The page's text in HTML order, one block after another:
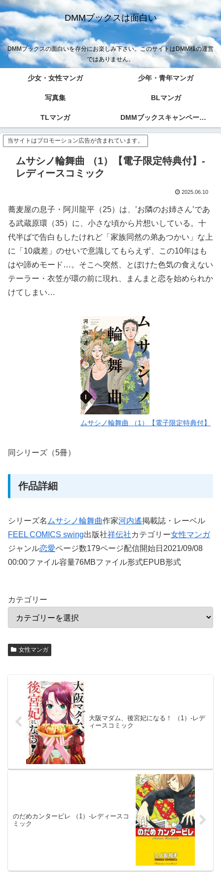
DMMブックスは面白い
DMMブックスの面白いを存分にお楽しみ下さい。このサイトはDMM様の運営
ではありません。
少女・女性マンガ 少年・青年マンガ
写真集 BLマンガ
TLマンガ DMMブックスキャンペーン！！
当サイトはプロモーション広告が含まれています。
ムサシノ輪舞曲 （1）【電子限定特典付】-
レディースコミック
2025.06.10
蕎麦屋の息子・阿川龍平（25）は、’お隣のお姉さん’であ
る武蔵原環（35）に、小さな頃から片想いしている。十
代半ばで告白もしたけれど「家族同然の弟あつかい」な上
に「10歳差」のせいで意識してもらえず、この10年はも
はや諦めモード…。そこへ突然、とぼけた色気の食えない
テーラー・衣笠が環の前に現れ、まんまと恋を始められか
けてしまい…
ムサシノ輪舞曲 （1）【電子限定特典付】
同シリーズ（5冊）
作品詳細
シリーズ名 ムサシノ輪舞曲作家河内遙掲載誌・レーベル
FEEL COMICS swing出版社祥伝社カテゴリー女性マンガ
ジャンル恋愛ページ数179ページ配信開始日2021/09/08
00:00ファイル容量76MBファイル形式EPUB形式
カテゴリー
女性マンガ
大阪マダム、後宮妃になる！ （1）-レデ
ィースコミック
のだめカンタービレ （1）-レディースコ
ミック